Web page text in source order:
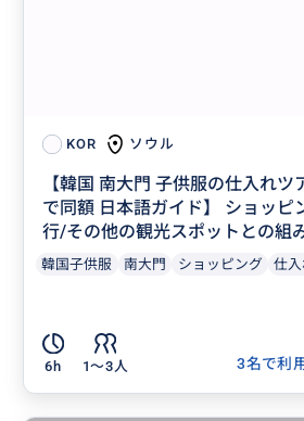
KOR ソウル
【韓国 南大門 子供服の仕入れツ
で同額 日本語ガイド】 ショッピ
行/その他の観光スポットとの組
韓国子供服 南大門 ショッピング 仕
6h 1〜3人
3名で利